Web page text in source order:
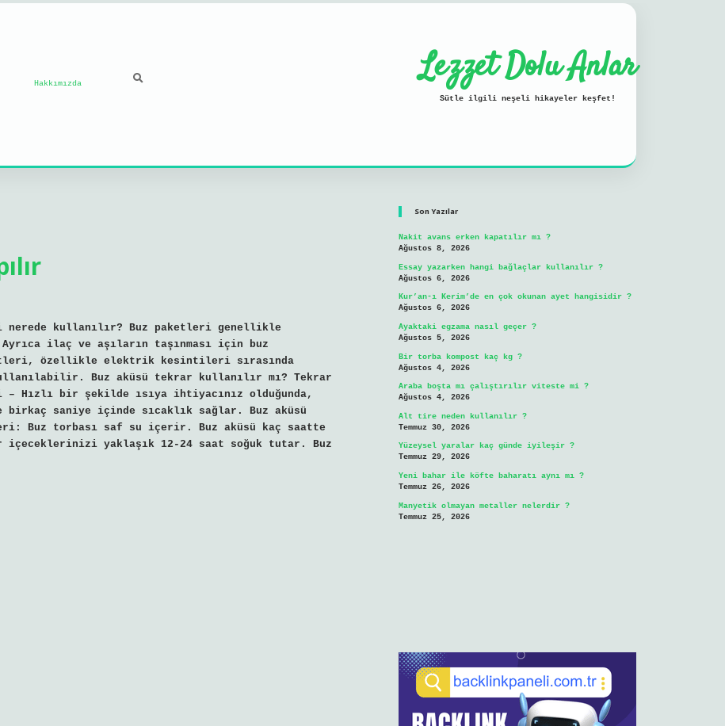
Hakkımızda Lezzet Dolu Anlar
Sütle ilgili neşeli hikayeler keşfet!
nerede kullanılır? Buz paketleri genellikle
ilaç ve aşıların taşınması için buz
özellikle elektrik kesintileri sırasında
Buz aküsü tekrar kullanılır mı? Tekrar
bir şekilde ısıya ihtiyacınız olduğunda,
birkaç saniye içinde sıcaklık sağlar. Buz aküsü
Buz torbası saf su içerir. Buz aküsü kaç saatte
içeceklerinizi yaklaşık 12-24 saat soğuk tutar. Buz
Son Yazılar
Nakit avans erken kapatılır mı ?
Ağustos 8, 2026
Essay yazarken hangi bağlaçlar kullanılır ?
Ağustos 6, 2026
Kur’an-ı Kerim’de en çok okunan ayet hangisidir ?
Ağustos 6, 2026
Ayaktaki egzama nasıl geçer ?
Ağustos 5, 2026
Bir torba kompost kaç kg ?
Ağustos 4, 2026
Araba boşta mı çalıştırılır viteste mi ?
Ağustos 4, 2026
Alt tire neden kullanılır ?
Temmuz 30, 2026
Yüzeysel yaralar kaç günde iyileşir ?
Temmuz 29, 2026
Yeni bahar ile köfte baharatı aynı mı ?
Temmuz 26, 2026
Manyetik olmayan metaller nelerdir ?
Temmuz 25, 2026